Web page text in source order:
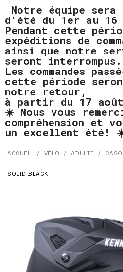
Notre équipe sera
d'été du 1er au
Pendant cette
expéditions de
ainsi que notre
seront interrompus.
Les commandes
cette période
notre retour,
à partir du 17
☀️ Nous vous
compréhension et
un excellent été!
ACCUEIL VÉLO ADULTE
SOLID BLACK